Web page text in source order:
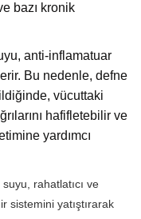
bazı kronik
anti-inflamatuar
Bu nedenle, defne
vücuttaki
hafifletebilir ve
yardımcı
rahatlatıcı ve
sistemini yatıştırarak